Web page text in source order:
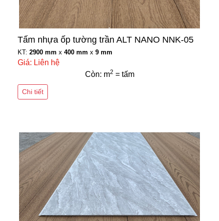
Tấm nhựa ốp tường trần ALT NANO NNK-05
KT: 2900 mm x 400 mm x 9 mm
Giá: Liên hệ
Còn: m2 = tấm
Chi tiết